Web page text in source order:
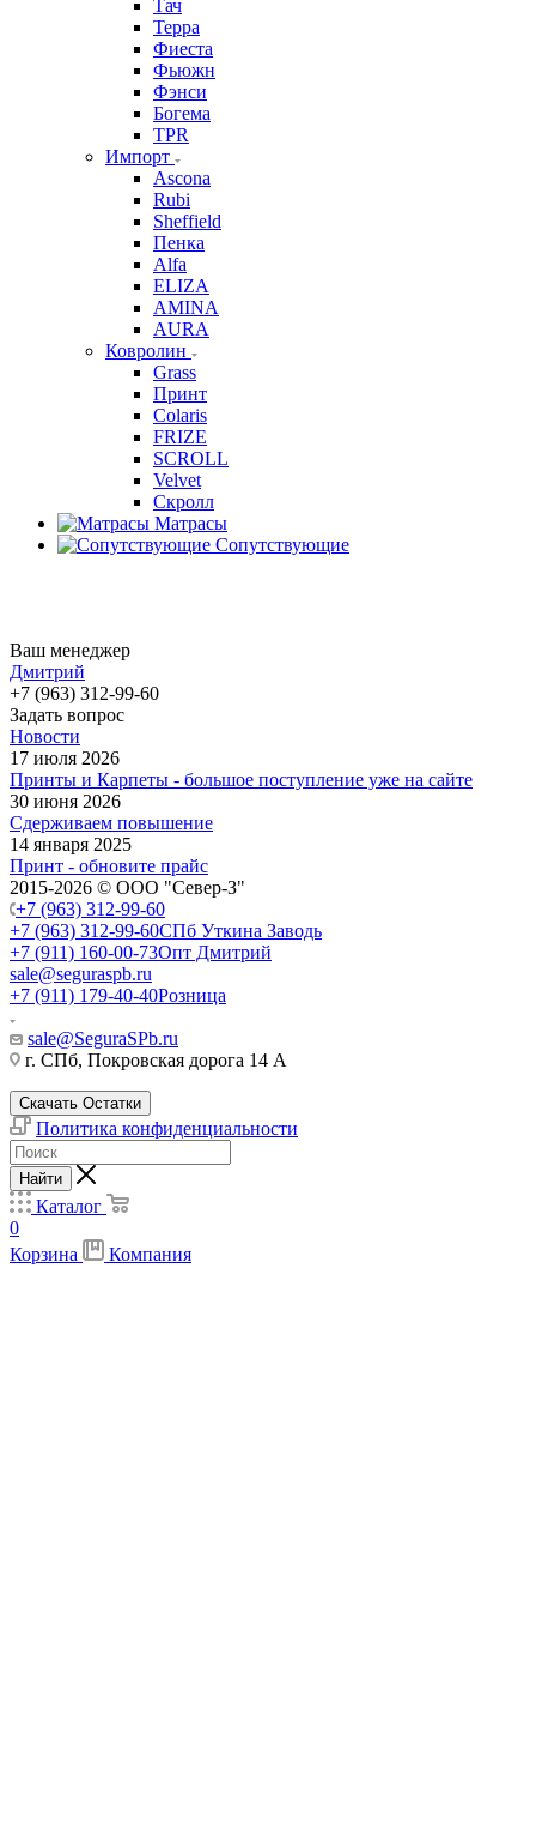
Тач
Терра
Фиеста
Фьюжн
Фэнси
Богема
TPR
Импорт
Ascona
Rubi
Sheffield
Пенка
Alfa
ELIZA
AMINA
AURA
Ковролин
Grass
Принт
Colaris
FRIZE
SCROLL
Velvet
Скролл
Матрасы
Сопутствующие
Ваш менеджер
Дмитрий
+7 (963) 312-99-60
Задать вопрос
Новости
17 июля 2026
Принты и Карпеты - большое поступление уже на сайте
30 июня 2026
Сдерживаем повышение
14 января 2025
Принт - обновите прайс
2015-2026 © ООО "Север-З"
+7 (963) 312-99-60
+7 (963) 312-99-60СПб Уткина Заводь
+7 (911) 160-00-73Опт Дмитрий
sale@seguraspb.ru
+7 (911) 179-40-40Розница
sale@SeguraSPb.ru
г. СПб, Покровская дорога 14 А
Скачать Остатки
Политика конфиденциальности
Найти
Каталог
0
Корзина
Компания